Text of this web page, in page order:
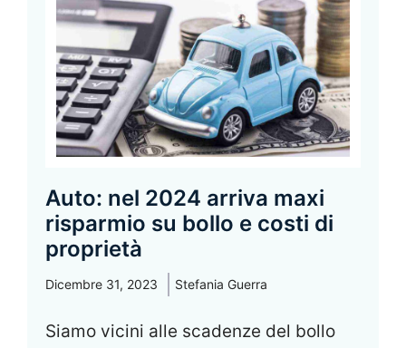
Auto: nel 2024 arriva maxi
risparmio su bollo e costi di
proprietà
Dicembre 31, 2023 Stefania Guerra
Siamo vicini alle scadenze del bollo